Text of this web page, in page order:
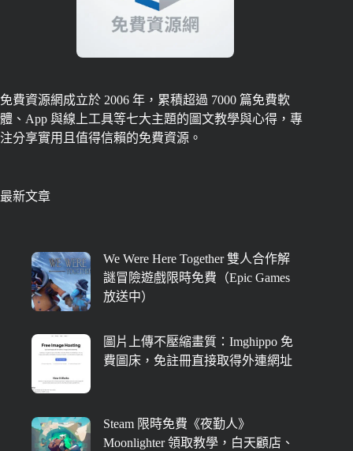
免費資源網成立於 2006 年，累積超過 7000 篇免費軟
體、App 與線上工具等七大主題的圖文教學與心得，專
注分享實用且值得信賴的免費資源。
最新文章
We Were Here Together 雙人合作解
謎冒險遊戲限時免費（Epic Games
放送中）
圖片上傳不壓縮畫質：Imghippo 免
費圖床，免註冊直接取得外連網址
Steam 限時免費《夜勤人》
Moonlighter 領取教學，白天顧店、